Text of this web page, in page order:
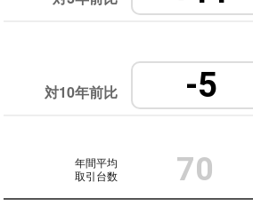
対10年前比 -5
年間平均
取引台数
70